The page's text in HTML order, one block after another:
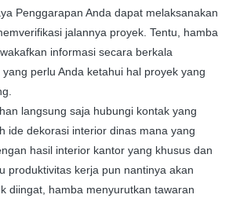
Penggarapan Anda dapat melaksanakan
jalannya proyek. Tentu, hamba
informasi secara berkala
perlu Anda ketahui hal proyek yang
langsung saja hubungi kontak yang
ide dekorasi interior dinas mana yang
hasil interior kantor yang khusus dan
produktivitas kerja pun nantinya akan
diingat, hamba menyurutkan tawaran